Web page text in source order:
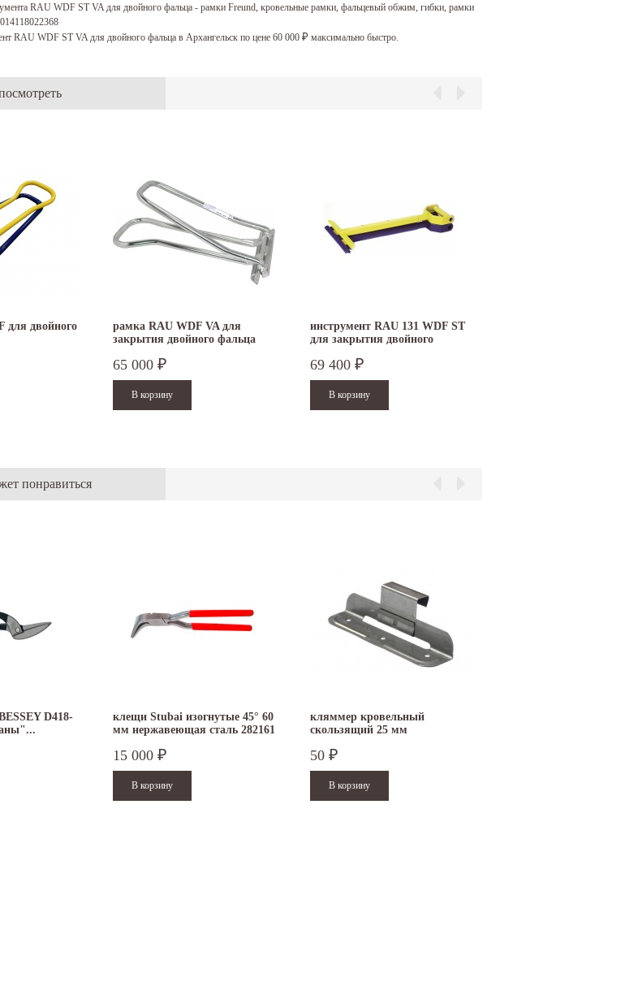
RAU WDF ST VA​ для двойного фальца - рамки Freund, кровельные рамки, фальцевый обжим, гибки, рамки
RAU WDF ST VA​ для двойного фальца в Архангельск по цене 60 000 ₽ максимально быстро.
для двойного
рамка RAU WDF VA для
закрытия двойного фальца
65 000 ₽
инструмент RAU 131 WDF ST
для закрытия двойного
69 400 ₽
понравиться
D418-
клещи Stubai изогнутые 45° 60
мм нержавеющая сталь 282161
15 000 ₽
кляммер кровельный
скользящий 25 мм
50 ₽